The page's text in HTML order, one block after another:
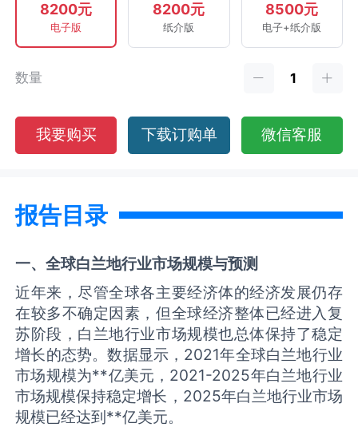
8200元
电子版
8200元
纸介版
8500元
电子+纸介版
数量
我要购买 下载订购单 微信客服
报告目录
一、全球白兰地行业市场规模与预测
近年来，尽管全球各主要经济体的经济发展仍存
在较多不确定因素，但全球经济整体已经进入复
苏阶段，白兰地行业市场规模也总体保持了稳定
增长的态势。数据显示，2021年全球白兰地行业
市场规模为**亿美元，2021-2025年白兰地行业
市场规模保持稳定增长，2025年白兰地行业市场
规模已经达到**亿美元。